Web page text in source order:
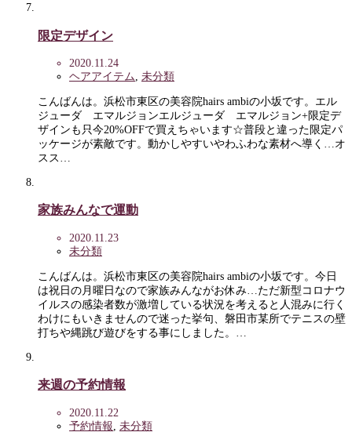
限定デザイン
2020.11.24
ヘアアイテム, 未分類
こんばんは。浜松市東区の美容院hairs ambiの小坂です。エル
ジューダ エマルジョンエルジューダ エマルジョン+限定デ
ザインも只今20%OFFで買えちゃいます☆普段と違った限定パ
ッケージが素敵です。動かしやすいやわふわな素材へ導く…オ
スス…
家族みんなで運動
2020.11.23
未分類
こんばんは。浜松市東区の美容院hairs ambiの小坂です。今日
は祝日の月曜日なので家族みんながお休み…ただ新型コロナウ
イルスの感染者数が激増している状況を考えると人混みに行く
わけにもいきませんので迷った挙句、磐田市某所でテニスの壁
打ちや縄跳び遊びをする事にしました。…
来週の予約情報
2020.11.22
予約情報 未分類